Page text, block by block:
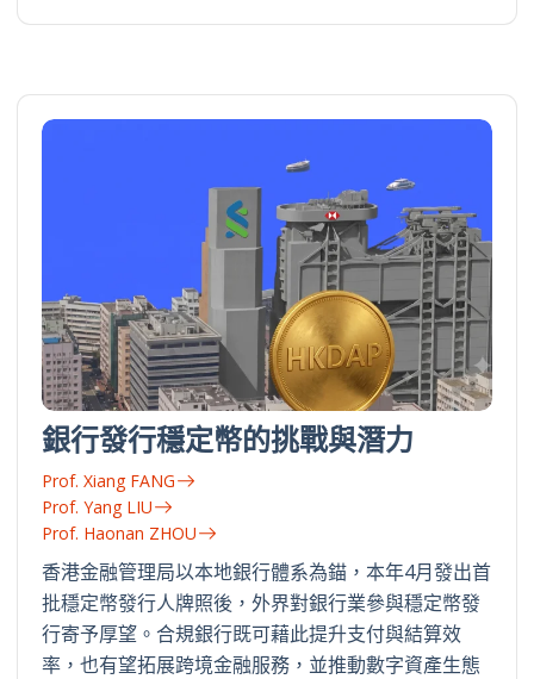
銀行發行穩定幣的挑戰與潛力
Prof. Xiang FANG
Prof. Yang LIU
Prof. Haonan ZHOU
香港金融管理局以本地銀行體系為錨，本年4月發出首
批穩定幣發行人牌照後，外界對銀行業參與穩定幣發
行寄予厚望。合規銀行既可藉此提升支付與結算效
率，也有望拓展跨境金融服務，並推動數字資產生態